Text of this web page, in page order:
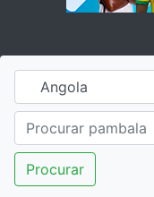
Procurar